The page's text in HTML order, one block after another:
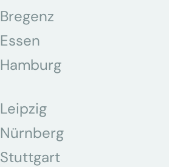
Bregenz
Essen
Hamburg
Leipzig
Nürnberg
Stuttgart